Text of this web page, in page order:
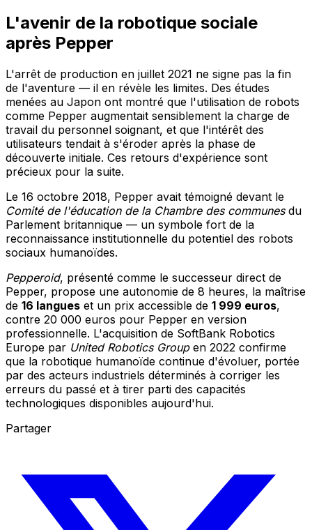
L'avenir de la robotique sociale
après Pepper
L'arrêt de production en juillet 2021 ne signe pas la fin
de l'aventure — il en révèle les limites. Des études
menées au Japon ont montré que l'utilisation de robots
comme Pepper augmentait sensiblement la charge de
travail du personnel soignant, et que l'intérêt des
utilisateurs tendait à s'éroder après la phase de
découverte initiale. Ces retours d'expérience sont
précieux pour la suite.
Le 16 octobre 2018, Pepper avait témoigné devant le
Comité de l'éducation de la Chambre des communesdu
Parlement britannique — un symbole fort de la
reconnaissance institutionnelle du potentiel des robots
sociaux humanoïdes.
Pepperoid, présenté comme le successeur direct de
Pepper, propose une autonomie de 8 heures, la maîtrise
de 16 langues et un prix accessible de 1 999 euros,
contre 20 000 euros pour Pepper en version
professionnelle. L'acquisition de SoftBank Robotics
Europe par United Robotics Groupen 2022 confirme
que la robotique humanoïde continue d'évoluer, portée
par des acteurs industriels déterminés à corriger les
erreurs du passé et à tirer parti des capacités
technologiques disponibles aujourd'hui.
Partager